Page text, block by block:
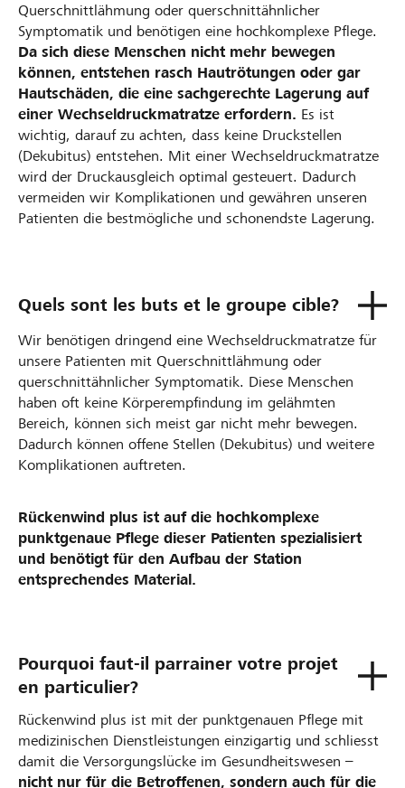
Querschnittlähmung oder querschnittähnlicher
Symptomatik und benötigen eine hochkomplexe Pflege.
Da sich diese Menschen nicht mehr bewegen
können, entstehen rasch Hautrötungen oder gar
Hautschäden, die eine sachgerechte Lagerung auf
einer Wechseldruckmatratze erfordern. Es ist
wichtig, darauf zu achten, dass keine Druckstellen
(Dekubitus) entstehen. Mit einer Wechseldruckmatratze
wird der Druckausgleich optimal gesteuert. Dadurch
vermeiden wir Komplikationen und gewähren unseren
Patienten die bestmögliche und schonendste Lagerung.
Quels sont les buts et le groupe cible?
Wir benötigen dringend eine Wechseldruckmatratze für
unsere Patienten mit Querschnittlähmung oder
querschnittähnlicher Symptomatik. Diese Menschen
haben oft keine Körperempfindung im gelähmten
Bereich, können sich meist gar nicht mehr bewegen.
Dadurch können offene Stellen (Dekubitus) und weitere
Komplikationen auftreten.
Rückenwind plus ist auf die hochkomplexe
punktgenaue Pflege dieser Patienten spezialisiert
und benötigt für den Aufbau der Station
entsprechendes Material.
Pourquoi faut-il parrainer votre projet
en particulier?
Rückenwind plus ist mit der punktgenauen Pflege mit
medizinischen Dienstleistungen einzigartig und schliesst
damit die Versorgungslücke im Gesundheitswesen –
nicht nur für die Betroffenen, sondern auch für die